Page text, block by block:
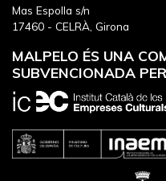
Mas Espolla s/n
17460 - CELRÀ, Girona
MALPELO ÉS UNA
SUBVENCIONADA PER